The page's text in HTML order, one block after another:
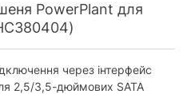
2000/XP/Vista/7/8/10/Vista
OS
можуть змінюватися
PowerPlant для
через інтерфейс
2,5/3,5-дюймових SATA